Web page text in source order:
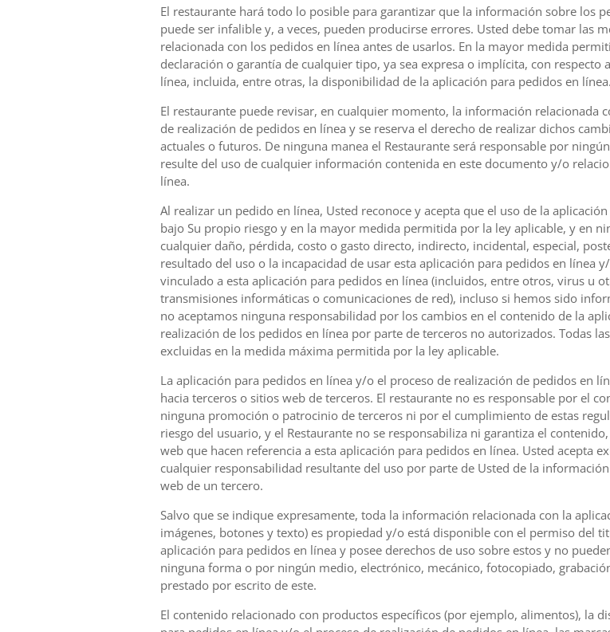
El restaurante hará todo lo posible para garantizar que la información sobre los
puede ser infalible y, a veces, pueden producirse errores. Usted debe tomar las
relacionada con los pedidos en línea antes de usarlos. En la mayor medida
declaración o garantía de cualquier tipo, ya sea expresa o implícita, con
línea, incluida, entre otras, la disponibilidad de la aplicación para pedidos en línea.
El restaurante puede revisar, en cualquier momento, la información relacionada
de realización de pedidos en línea y se reserva el derecho de realizar dichos
actuales o futuros. De ninguna manea el Restaurante será responsable por
resulte del uso de cualquier información contenida en este documento y/o
línea.
Al realizar un pedido en línea, Usted reconoce y acepta que el uso de la
bajo Su propio riesgo y en la mayor medida permitida por la ley aplicable, y en
cualquier daño, pérdida, costo o gasto directo, indirecto, incidental, especial,
resultado del uso o la incapacidad de usar esta aplicación para pedidos en
vinculado a esta aplicación para pedidos en línea (incluidos, entre otros, virus u
transmisiones informáticas o comunicaciones de red), incluso si hemos sido
no aceptamos ninguna responsabilidad por los cambios en el contenido de la
realización de los pedidos en línea por parte de terceros no autorizados. Todas
excluidas en la medida máxima permitida por la ley aplicable.
La aplicación para pedidos en línea y/o el proceso de realización de pedidos en
hacia terceros o sitios web de terceros. El restaurante no es responsable por el
ninguna promoción o patrocinio de terceros ni por el cumplimiento de estas
riesgo del usuario, y el Restaurante no se responsabiliza ni garantiza el
web que hacen referencia a esta aplicación para pedidos en línea. Usted acepta
cualquier responsabilidad resultante del uso por parte de Usted de la
web de un tercero.
Salvo que se indique expresamente, toda la información relacionada con la
imágenes, botones y texto) es propiedad y/o está disponible con el permiso del
aplicación para pedidos en línea y posee derechos de uso sobre estos y no
ninguna forma o por ningún medio, electrónico, mecánico, fotocopiado,
prestado por escrito de este.
El contenido relacionado con productos específicos (por ejemplo, alimentos), la